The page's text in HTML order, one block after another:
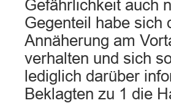
Gefährlichkeit auch
Gegenteil habe sich
Annäherung am
verhalten und sich
lediglich darüber
Beklagten zu 1 die